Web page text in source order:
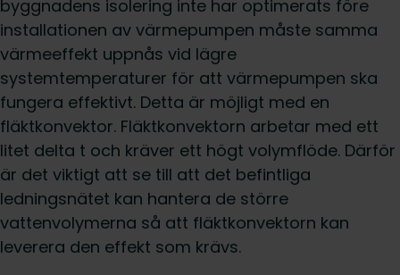
byggnadens isolering inte har optimerats före
installationen av värmepumpen måste samma
värmeeffekt uppnås vid lägre
systemtemperaturer för att värmepumpen ska
fungera effektivt. Detta är möjligt med en
fläktkonvektor. Fläktkonvektorn arbetar med ett
litet delta t och kräver ett högt volymflöde. Därför
är det viktigt att se till att det befintliga
ledningsnätet kan hantera de större
vattenvolymerna så att fläktkonvektorn kan
leverera den effekt som krävs.